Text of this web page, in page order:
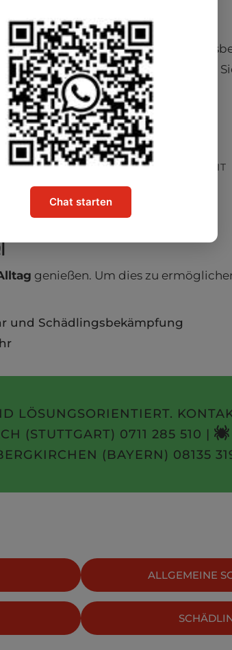
und Taubenabwehr
in den Bereichen der
oder in der Stadt: Setzen
zu beseitigen.
DEUTSCHLANDWEIT
genießen. Um dies zu
und Schädlingsbekämpfung
LÖSUNGSORIENTIERT.
(STUTTGART) 0711 285 510 |
(BAYERN) 08135
ALLGEMEINE
Chat starten